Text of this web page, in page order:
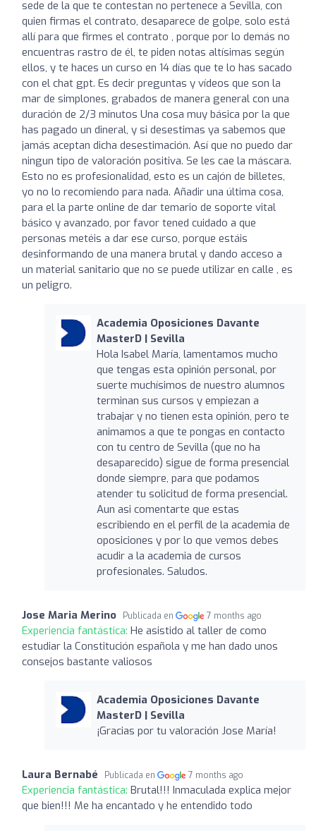
sede de la que te contestan no pertenece a Sevilla, con
quien firmas el contrato, desaparece de golpe, solo está
allí para que firmes el contrato , porque por lo demás no
encuentras rastro de él, te piden notas altísimas según
ellos, y te haces un curso en 14 días que te lo has sacado
con el chat gpt. Es decir preguntas y vídeos que son la
mar de simplones, grabados de manera general con una
duración de 2/3 minutos Una cosa muy básica por la que
has pagado un dineral, y si desestimas ya sabemos que
jamás aceptan dicha desestimación. Así que no puedo dar
ningun tipo de valoración positiva. Se les cae la máscara.
Esto no es profesionalidad, esto es un cajón de billetes,
yo no lo recomiendo para nada. Añadir una última cosa,
para el la parte online de dar temario de soporte vital
básico y avanzado, por favor tened cuidado a que
personas metéis a dar ese curso, porque estáis
desinformando de una manera brutal y dando acceso a
un material sanitario que no se puede utilizar en calle , es
un peligro.
Academia Oposiciones Davante
MasterD | Sevilla
Hola Isabel María, lamentamos mucho
que tengas esta opinión personal, por
suerte muchísimos de nuestro alumnos
terminan sus cursos y empiezan a
trabajar y no tienen esta opinión, pero te
animamos a que te pongas en contacto
con tu centro de Sevilla (que no ha
desaparecido) sigue de forma presencial
donde siempre, para que podamos
atender tu solicitud de forma presencial.
Aun asi comentarte que estas
escribiendo en el perfil de la academia de
oposiciones y por lo que vemos debes
acudir a la academia de cursos
profesionales. Saludos.
Jose Maria Merino Publicada en 7 months ago
Experiencia fantástica: He asistido al taller de como
estudiar la Constitución española y me han dado unos
consejos bastante valiosos
Academia Oposiciones Davante
MasterD | Sevilla
¡Gracias por tu valoración Jose María!
Laura Bernabé Publicada en 7 months ago
Experiencia fantástica: Brutal!!! Inmaculada explica mejor
que bien!!! Me ha encantado y he entendido todo